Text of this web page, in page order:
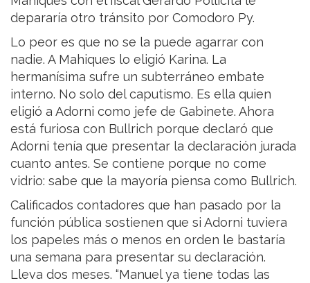
depararía otro tránsito por Comodoro Py.
Lo peor es que no se la puede agarrar con
nadie. A Mahiques lo eligió Karina. La
hermanísima sufre un subterráneo embate
interno. No solo del caputismo. Es ella quien
eligió a Adorni como jefe de Gabinete. Ahora
está furiosa con Bullrich porque declaró que
Adorni tenía que presentar la declaración jurada
cuanto antes. Se contiene porque no come
vidrio: sabe que la mayoría piensa como Bullrich.
Calificados contadores que han pasado por la
función pública sostienen que si Adorni tuviera
los papeles más o menos en orden le bastaría
una semana para presentar su declaración.
Lleva dos meses. “Manuel ya tiene todas las